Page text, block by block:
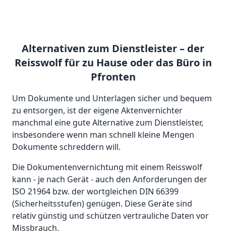
Alternativen zum Dienstleister – der
Reisswolf für zu Hause oder das Büro in
Pfronten
Um Dokumente und Unterlagen sicher und bequem
zu entsorgen, ist der eigene Aktenvernichter
manchmal eine gute Alternative zum Dienstleister,
insbesondere wenn man schnell kleine Mengen
Dokumente schreddern will.
Die Dokumentenvernichtung mit einem Reisswolf
kann - je nach Gerät - auch den Anforderungen der
ISO 21964 bzw. der wortgleichen DIN 66399
(Sicherheitsstufen) genügen. Diese Geräte sind
relativ günstig und schützen vertrauliche Daten vor
Missbrauch.